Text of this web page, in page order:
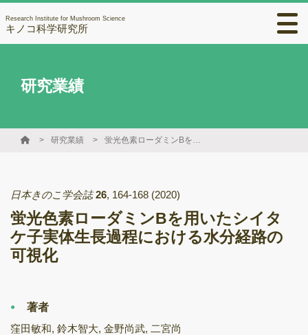
Research Institute for Mushroom Science
キノコ科学研究所
研究業績
研究業績 蛍光色素ローダミンBを用いたシイタケ子実体生長過程における水分経路の可視化
日本きのこ学会誌 26, 164-168 (2020)
蛍光色素ローダミンBを用いたシイタ
ケ子実体生長過程における水分経路の
可視化
著者
窪田敏和, 鈴木智大, 金野尚武, 二宮尚